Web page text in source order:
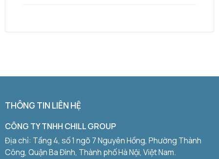
THÔNG TIN LIÊN HỆ
CÔNG TY TNHH CHILL GROUP
Địa chỉ: Tầng 4, số 1 ngõ 7 Nguyên Hồng, Phường Thành
Công, Quận Ba Đình, Thành phố Hà Nội, Việt Nam.